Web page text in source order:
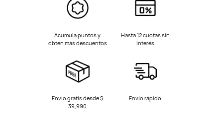
Acumula puntos y
obtén más descuentos
Hasta 12 cuotas sin
interés
Envío gratis desde $
39,990
Envío rápido